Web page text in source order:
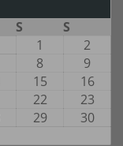
S
S
1
2
8
9
15
16
22
23
29
30